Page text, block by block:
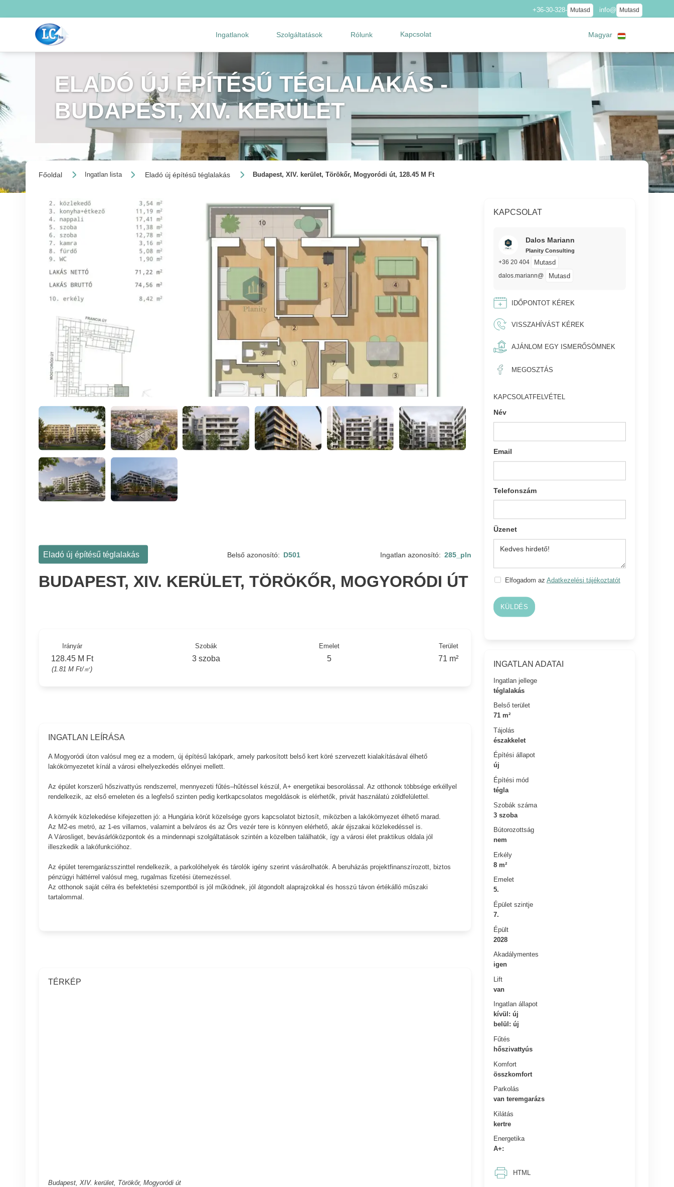
+36-30-328- Mutasd info@ Mutasd
Ingatlanok Szolgáltatások Rólunk Kapcsolat Magyar
ELADÓ ÚJ ÉPÍTÉSŰ TÉGLALAKÁS -
BUDAPEST, XIV. KERÜLET
Főoldal Ingatlan lista Eladó új építésű téglalakás Budapest, XIV. kerület, Törökőr, Mogyoródi út, 128.45 M Ft
KAPCSOLAT
Dalos Mariann
Planity Consulting
+36 20 404 Mutasd
dalos.mariann@ Mutasd
IDŐPONTOT KÉREK
VISSZAHÍVÁST KÉREK
AJÁNLOM EGY ISMERŐSÖMNEK
MEGOSZTÁS
KAPCSOLATFELVÉTEL
Név
Email
Telefonszám
Üzenet
Elfogadom az Adatkezelési tájékoztatót
KÜLDÉS
INGATLAN ADATAI
Ingatlan jellege
téglalakás
Belső terület
71 m²
Tájolás
északkelet
Építési állapot
új
Építési mód
tégla
Szobák száma
3 szoba
Bútorozottság
nem
Erkély
8 m²
Emelet
5.
Épület szintje
7.
Épült
2028
Akadálymentes
igen
Lift
van
Ingatlan állapot
kívül: új
belül: új
Fűtés
hőszivattyús
Komfort
összkomfort
Parkolás
van teremgarázs
Kilátás
kertre
Energetika
A+:
HTML
Eladó új építésű téglalakás Belső azonosító: D501 Ingatlan azonosító: 285_pln
BUDAPEST, XIV. KERÜLET, TÖRÖKŐR, MOGYORÓDI ÚT
Irányár
128.45 M Ft
(1.81 M Ft/㎡)
Szobák
3 szoba
Emelet
5
Terület
71 m²
INGATLAN LEÍRÁSA
A Mogyoródi úton valósul meg ez a modern, új építésű lakópark, amely parkosított belső kert köré szervezett kialakításával élhető
lakókörnyezetet kínál a városi elhelyezkedés előnyei mellett.
Az épület korszerű hőszivattyús rendszerrel, mennyezeti fűtés–hűtéssel készül, A+ energetikai besorolással. Az otthonok többsége erkéllyel
rendelkezik, az első emeleten és a legfelső szinten pedig kertkapcsolatos megoldások is elérhetők, privát használatú zöldfelülettel.
A környék közlekedése kifejezetten jó: a Hungária körút közelsége gyors kapcsolatot biztosít, miközben a lakókörnyezet élhető marad.
Az M2-es metró, az 1-es villamos, valamint a belváros és az Örs vezér tere is könnyen elérhető, akár éjszakai közlekedéssel is.
A Városliget, bevásárlóközpontok és a mindennapi szolgáltatások szintén a közelben találhatók, így a városi élet praktikus oldala jól
illeszkedik a lakófunkcióhoz.
Az épület teremgarázsszinttel rendelkezik, a parkolóhelyek és tárolók igény szerint vásárolhatók. A beruházás projektfinanszírozott, biztos
pénzügyi háttérrel valósul meg, rugalmas fizetési ütemezéssel.
Az otthonok saját célra és befektetési szempontból is jól működnek, jól átgondolt alaprajzokkal és hosszú távon értékálló műszaki
tartalommal.
TÉRKÉP
Budapest, XIV. kerület, Törökőr, Mogyoródi út